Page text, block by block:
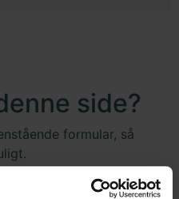
side?
formular, så